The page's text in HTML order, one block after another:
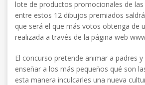
lote de productos promocionales de las
entre estos 12 dibujos premiados
que será el que más votos obtenga de
realizada a través de la página web
El concurso pretende animar a padres
enseñar a los más pequeños qué son
esta manera inculcarles una nueva